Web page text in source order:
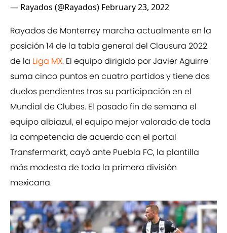
— Rayados (@Rayados) February 23, 2022
Rayados de Monterrey marcha actualmente en la
posición 14 de la tabla general del Clausura 2022
de la Liga MX. El equipo dirigido por Javier Aguirre
suma cinco puntos en cuatro partidos y tiene dos
duelos pendientes tras su participación en el
Mundial de Clubes. El pasado fin de semana el
equipo albiazul, el equipo mejor valorado de toda
la competencia de acuerdo con el portal
Transfermarkt, cayó ante Puebla FC, la plantilla
más modesta de toda la primera división
mexicana.